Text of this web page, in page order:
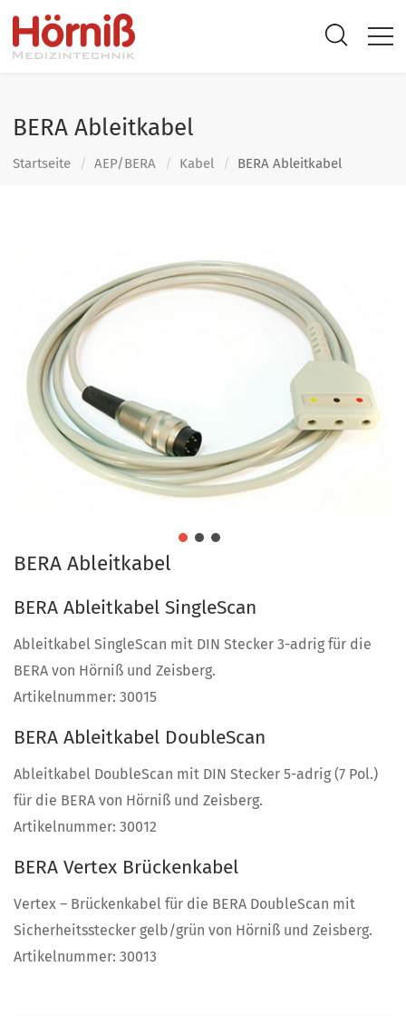
BERA Ableitkabel
Startseite AEP/BERA Kabel BERA Ableitkabel
BERA Ableitkabel
BERA Ableitkabel SingleScan
Ableitkabel SingleScan mit DIN Stecker 3-adrig für die
BERA von Hörniß und Zeisberg.
Artikelnummer: 30015
BERA Ableitkabel DoubleScan
Ableitkabel DoubleScan mit DIN Stecker 5-adrig (7 Pol.)
für die BERA von Hörniß und Zeisberg.
Artikelnummer: 30012
BERA Vertex Brückenkabel
Vertex – Brückenkabel für die BERA DoubleScan mit
Sicherheitsstecker gelb/grün von Hörniß und Zeisberg.
Artikelnummer: 30013